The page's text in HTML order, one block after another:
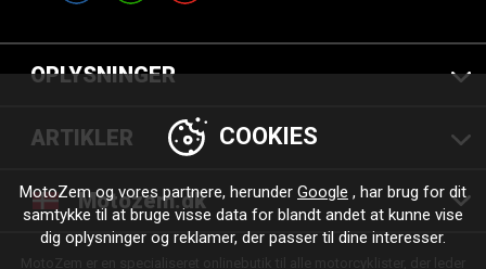
OPLYSNINGER
ARTIKLER
Motozem.dk
COOKIES
MotoZem og vores partnere, herunder Google , har brug for dit
samtykke til at bruge visse data for blandt andet at kunne vise
dig oplysninger og reklamer, der passer til dine interesser.